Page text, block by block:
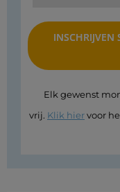
Elk gewenst
vrij. Klik hiervoor